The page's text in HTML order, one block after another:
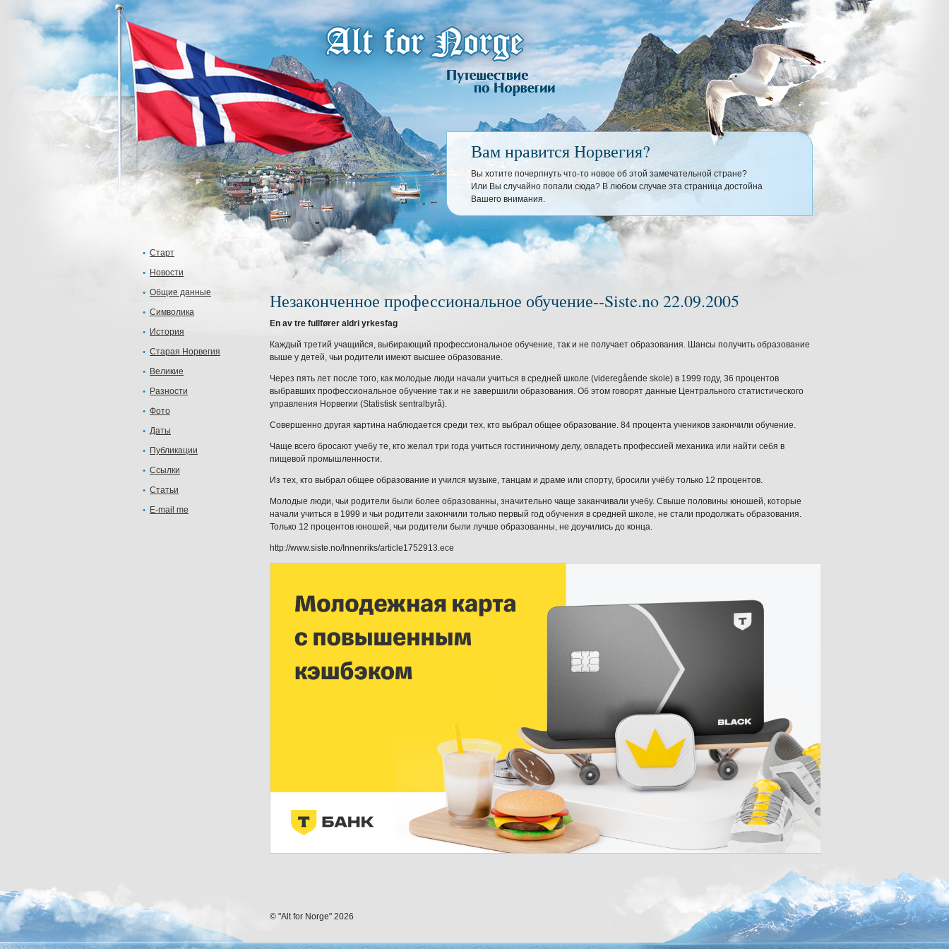
Вам нравится Норвегия?
Вы хотите почерпнуть что-то новое об этой замечательной стране?
Или Вы случайно попали сюда? В любом случае эта страница достойна
Вашего внимания.
Старт
Новости
Общие данные
Символика
История
Старая Норвегия
Великие
Разности
Фото
Даты
Публикации
Ссылки
Статьи
E-mail me
Незаконченное профессиональное обучение--Siste.no 22.09.2005
En av tre fullfører aldri yrkesfag
Каждый третий учащийся, выбирающий профессиональное обучение, так и не получает образования. Шансы получить образование
выше у детей, чьи родители имеют высшее образование.
Через пять лет после того, как молодые люди начали учиться в средней школе (videregående skole) в 1999 году, 36 процентов
выбравших профессиональное обучение так и не завершили образования. Об этом говорят данные Центрального статистического
управления Норвегии (Statistisk sentralbyrå).
Совершенно другая картина наблюдается среди тех, кто выбрал общее образование. 84 процента учеников закончили обучение.
Чаще всего бросают учебу те, кто желал три года учиться гостиничному делу, овладеть профессией механика или найти себя в
пищевой промышленности.
Из тех, кто выбрал общее образование и учился музыке, танцам и драме или спорту, бросили учёбу только 12 процентов.
Молодые люди, чьи родители были более образованны, значительно чаще заканчивали учебу. Свыше половины юношей, которые
начали учиться в 1999 и чьи родители закончили только первый год обучения в средней школе, не стали продолжать образования.
Только 12 процентов юношей, чьи родители были лучше образованны, не доучились до конца.
http://www.siste.no/Innenriks/article1752913.ece
© "Alt for Norge" 2026